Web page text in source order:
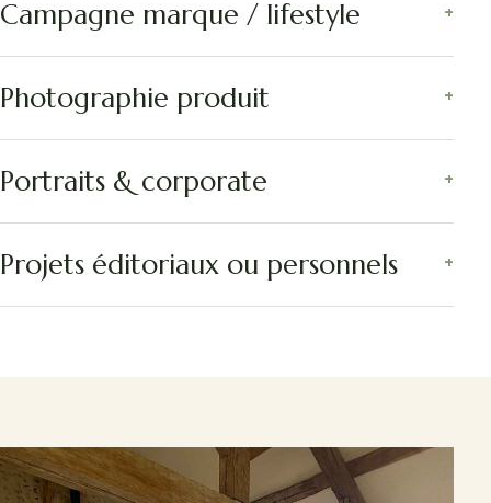
Campagne marque / lifestyle
Photographie produit
Portraits & corporate
Projets éditoriaux ou personnels